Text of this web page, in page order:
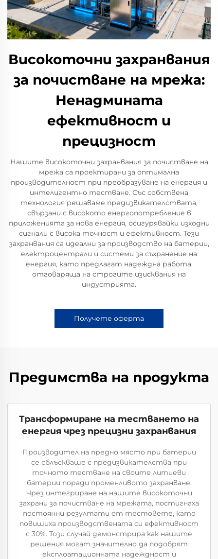
Високоточни захранвания
за почистване на мрежа:
Ненадмината
ефективност и
прецизност
Нашите високоточни захранвания за почистване на
мрежа са проектирани за оптимална
производителност при преобразуване на енергия и
интелигентно тестване. Със собствена
технология решаваме предизвикателствата,
свързани с високото енергопотребление в
приложенията за нова енергия, осигурявайки изходни
сигнали с висока точност и ефективност. Тези
захранвания са идеални за производство на батерии,
електроцентрали и системи за съхранение на
енергия, като предлагат надеждна работа,
отговаряща на строгите изисквания на
индустрията.
Получете оферта
Предимства на продукта
Трансформиране на тестването на
енергия чрез прецизни захранвания
Производител на предно място при батерии
се сблъскваше с предизвикателства при
точното тестване на своите литиеви
батерии поради променливото захранване.
Чрез интегриране на нашите високоточни
захрани за почистване на мрежата, постигнаха
постоянни резултати от тестовете, като
повишиха производствената си ефективност
с 30%. Този случай демонстрира как нашите
решения могат значително да подобрят
експлоатационната надеждност и